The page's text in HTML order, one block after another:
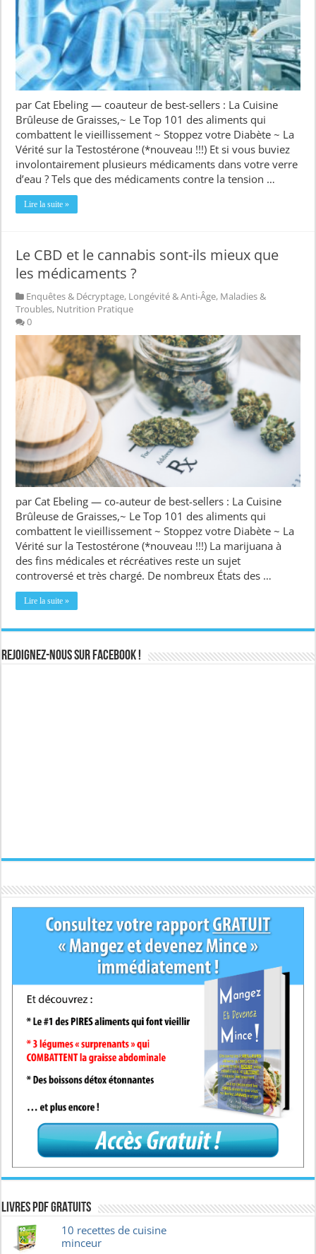
par Cat Ebeling — coauteur de best-sellers : La Cuisine
Brûleuse de Graisses,~ Le Top 101 des aliments qui
combattent le vieillissement ~ Stoppez votre Diabète ~ La
Vérité sur la Testostérone (*nouveau !!!) Et si vous buviez
involontairement plusieurs médicaments dans votre verre
d’eau ? Tels que des médicaments contre la tension …
Lire la suite »
Le CBD et le cannabis sont-ils mieux que
les médicaments ?
Enquêtes & Décryptage, Longévité & Anti-Âge, Maladies &
Troubles, Nutrition Pratique
0
par Cat Ebeling — co-auteur de best-sellers : La Cuisine
Brûleuse de Graisses,~ Le Top 101 des aliments qui
combattent le vieillissement ~ Stoppez votre Diabète ~ La
Vérité sur la Testostérone (*nouveau !!!) La marijuana à
des fins médicales et récréatives reste un sujet
controversé et très chargé. De nombreux États des …
Lire la suite »
Rejoignez-nous sur Facebook !
Livres pdf GRATUITS
10 recettes de cuisine
minceur